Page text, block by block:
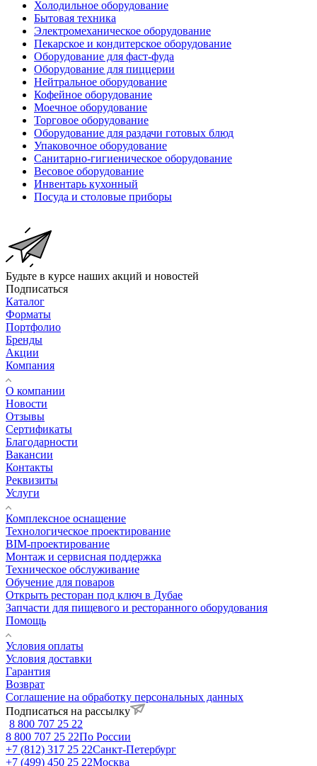
Холодильное оборудование
Бытовая техника
Электромеханическое оборудование
Пекарское и кондитерское оборудование
Оборудование для фаст-фуда
Оборудование для пиццерии
Нейтральное оборудование
Кофейное оборудование
Моечное оборудование
Торговое оборудование
Оборудование для раздачи готовых блюд
Упаковочное оборудование
Санитарно-гигиеническое оборудование
Весовое оборудование
Инвентарь кухонный
Посуда и столовые приборы
Будьте в курсе наших акций и новостей
Подписаться
Каталог
Форматы
Портфолио
Бренды
Акции
Компания
О компании
Новости
Отзывы
Сертификаты
Благодарности
Вакансии
Контакты
Реквизиты
Услуги
Комплексное оснащение
Технологическое проектирование
BIM-проектирование
Монтаж и сервисная поддержка
Техническое обслуживание
Обучение для поваров
Открыть ресторан под ключ в Дубае
Запчасти для пищевого и ресторанного оборудования
Помощь
Условия оплаты
Условия доставки
Гарантия
Возврат
Соглашение на обработку персональных данных
Подписаться на рассылку
8 800 707 25 22
8 800 707 25 22По России
+7 (812) 317 25 22Санкт-Петербург
+7 (499) 450 25 22Москва